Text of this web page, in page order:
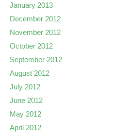
January 2013
December 2012
November 2012
October 2012
September 2012
August 2012
July 2012
June 2012
May 2012
April 2012